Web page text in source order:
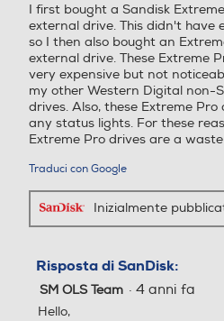
stelle.
I first bought a Sandisk
external drive. This didn't have
so I then also bought an
external drive. These Extreme
very expensive but not
my other Western Digital non-
drives. Also, these Extreme
any status lights. For these
Extreme Pro drives are a
Traduci con Google
Inizialmente
Risposta di SanDisk:
SM OLS Team · 4 anni fa
Hello,